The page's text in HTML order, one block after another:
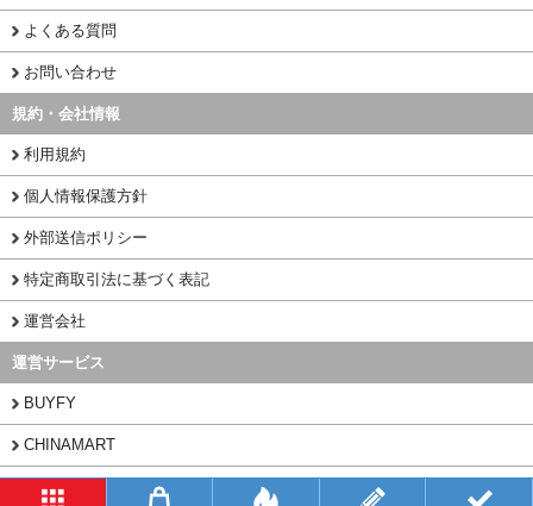
よくある質問
お問い合わせ
規約・会社情報
利用規約
個人情報保護方針
外部送信ポリシー
特定商取引法に基づく表記
運営会社
運営サービス
BUYFY
CHINAMART
1PORT